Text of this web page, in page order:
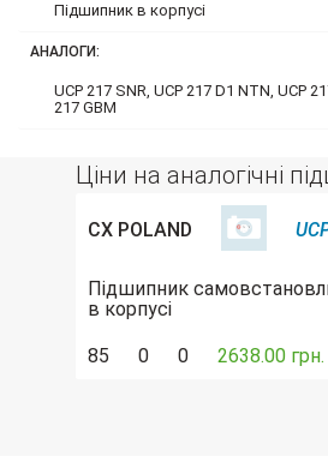
Підшипник в корпусі
АНАЛОГИ:
UCP 217 SNR, UCP 217 D1 NTN, UCP
217 GBM
Ціни на аналогічні
CX POLAND
Підшипник
в корпусі
85 0 0 2638.00 грн.